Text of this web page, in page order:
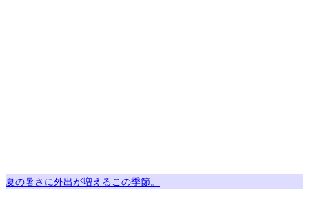
夏の暑さに外出が増えるこの季節。